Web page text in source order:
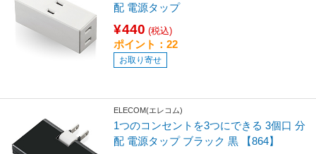
配 電源タップ
¥440 (税込)
ポイント：22
お取り寄せ
ELECOM(エレコム)
1つのコンセントを3つにできる 3個口 分
配 電源タップ ブラック 黒 【864】